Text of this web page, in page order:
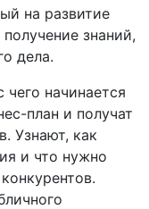
на развитие
знаний,
дела.
чего начинается
план и получат
Узнают, как
и что нужно